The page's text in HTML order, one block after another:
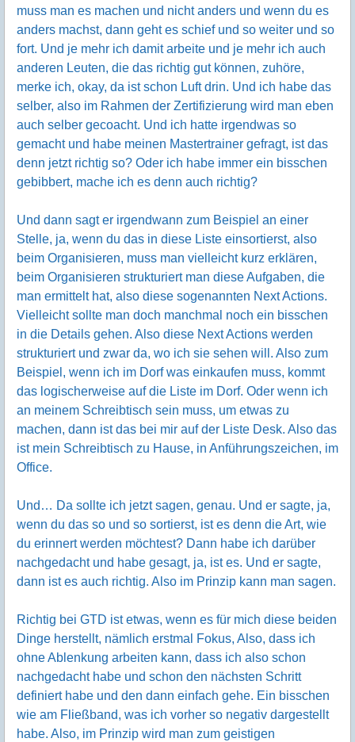
muss man es machen und nicht anders und wenn du es
anders machst, dann geht es schief und so weiter und so
fort. Und je mehr ich damit arbeite und je mehr ich auch
anderen Leuten, die das richtig gut können, zuhöre,
merke ich, okay, da ist schon Luft drin. Und ich habe das
selber, also im Rahmen der Zertifizierung wird man eben
auch selber gecoacht. Und ich hatte irgendwas so
gemacht und habe meinen Mastertrainer gefragt, ist das
denn jetzt richtig so? Oder ich habe immer ein bisschen
gebibbert, mache ich es denn auch richtig?
Und dann sagt er irgendwann zum Beispiel an einer
Stelle, ja, wenn du das in diese Liste einsortierst, also
beim Organisieren, muss man vielleicht kurz erklären,
beim Organisieren strukturiert man diese Aufgaben, die
man ermittelt hat, also diese sogenannten Next Actions.
Vielleicht sollte man doch manchmal noch ein bisschen
in die Details gehen. Also diese Next Actions werden
strukturiert und zwar da, wo ich sie sehen will. Also zum
Beispiel, wenn ich im Dorf was einkaufen muss, kommt
das logischerweise auf die Liste im Dorf. Oder wenn ich
an meinem Schreibtisch sein muss, um etwas zu
machen, dann ist das bei mir auf der Liste Desk. Also das
ist mein Schreibtisch zu Hause, in Anführungszeichen, im
Office.
Und… Da sollte ich jetzt sagen, genau. Und er sagte, ja,
wenn du das so und so sortierst, ist es denn die Art, wie
du erinnert werden möchtest? Dann habe ich darüber
nachgedacht und habe gesagt, ja, ist es. Und er sagte,
dann ist es auch richtig. Also im Prinzip kann man sagen.
Richtig bei GTD ist etwas, wenn es für mich diese beiden
Dinge herstellt, nämlich erstmal Fokus, Also, dass ich
ohne Ablenkung arbeiten kann, dass ich also schon
nachgedacht habe und schon den nächsten Schritt
definiert habe und den dann einfach gehe. Ein bisschen
wie am Fließband, was ich vorher so negativ dargestellt
habe. Also, im Prinzip wird man zum geistigen